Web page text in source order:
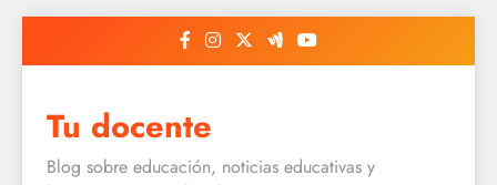
Tu docente
Blog sobre educación, noticias educativas y